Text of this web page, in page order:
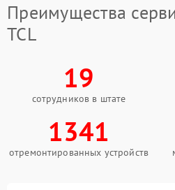
Преимущества
TCL
19
сотрудников в штате
1341
отремонтированных устройств